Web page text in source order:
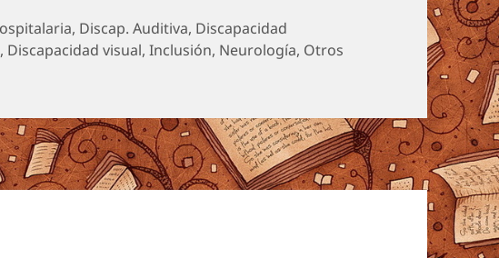
, Discap. Auditiva, Discapacidad
, Discapacidad visual,Inclusión, Neurología, Otros